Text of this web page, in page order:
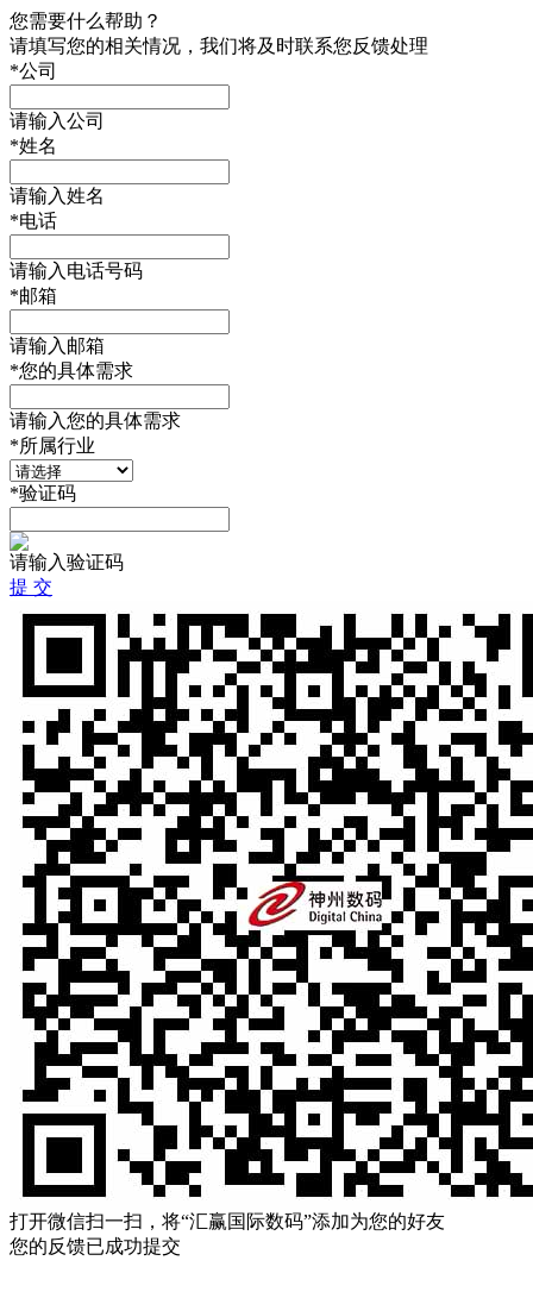
您需要什么帮助？
请填写您的相关情况，我们将及时联系您反馈处理
*公司
请输入公司
*姓名
请输入姓名
*电话
请输入电话号码
*邮箱
请输入邮箱
*您的具体需求
请输入您的具体需求
*所属行业
*验证码
请输入验证码
提 交
打开微信扫一扫，将“汇赢国际数码”添加为您的好友
您的反馈已成功提交